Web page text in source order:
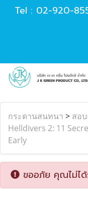
Tel : 02-920-
กระดานสนทนา > สอ
Helldivers 2: 11
Early
ขออภัย คุณไม่ได้